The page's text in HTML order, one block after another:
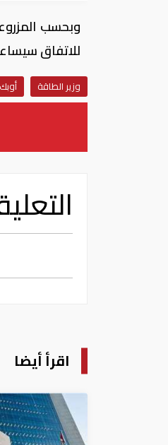
للاتفاق
وزير الطاقة أوبك
اقرأ أيضا